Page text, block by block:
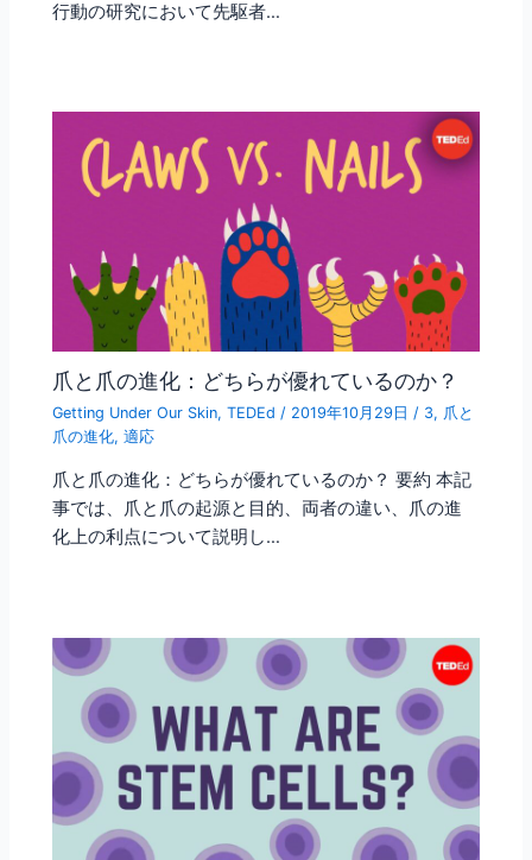
行動の研究において先駆者…
爪と爪の進化：どちらが優れているのか？
Getting Under Our Skin,TEDEd / 2019年10月29日 / 3, 爪と
爪の進化,適応
爪と爪の進化：どちらが優れているのか？ 要約 本記
事では、爪と爪の起源と目的、両者の違い、爪の進
化上の利点について説明し…